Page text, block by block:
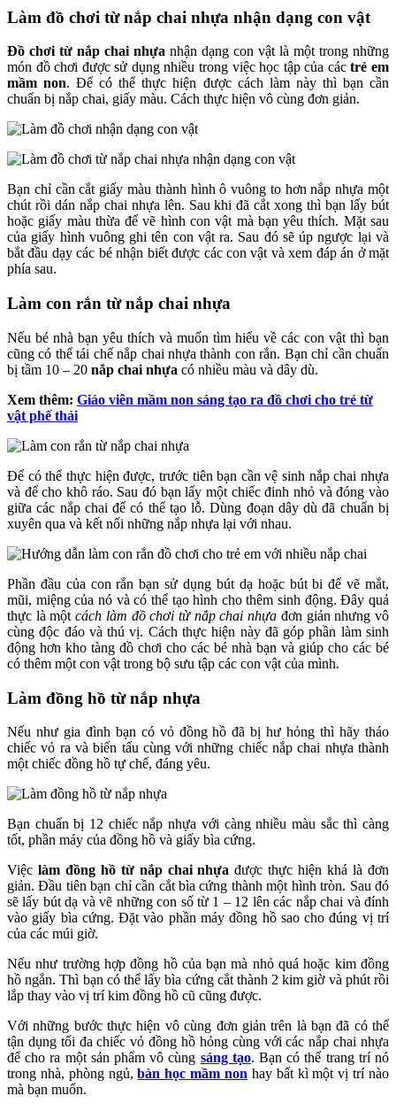
Làm đồ chơi từ nắp chai nhựa nhận dạng con vật
Đồ chơi từ nắp chai nhựa nhận dạng con vật là một trong những
món đồ chơi được sử dụng nhiều trong việc học tập của cáctrẻ em
mầm non. Để có thể thực hiện được cách làm này thì bạn cần
chuẩn bị nắp chai, giấy màu. Cách thực hiện vô cùng đơn giản.
Bạn chỉ cần cắt giấy màu thành hình ô vuông to hơn nắp nhựa một
chút rồi dán nắp chai nhựa lên. Sau khi đã cắt xong thì bạn lấy bút
hoặc giấy màu thừa để vẽ hình con vật mà bạn yêu thích. Mặt sau
của giấy hình vuông ghi tên con vật ra. Sau đó sẽ úp ngược lại và
bắt đầu dạy các bé nhận biết được các con vật và xem đáp án ở mặt
phía sau.
Làm con rắn từ nắp chai nhựa
Nếu bé nhà bạn yêu thích và muốn tìm hiểu về các con vật thì bạn
cũng có thể tái chế nắp chai nhựa thành con rắn. Bạn chỉ cần chuẩn
bị tầm 10 – 20 nắp chai nhựa có nhiều màu và dây dù.
Xem thêm: Giáo viên mầm non sáng tạo ra đồ chơi cho trẻ từ
vật phế thải
Để có thể thực hiện được, trước tiên bạn cần vệ sinh nắp chai nhựa
và để cho khô ráo. Sau đó bạn lấy một chiếc đinh nhỏ và đóng vào
giữa các nắp chai để có thể tạo lỗ. Dùng đoạn dây dù đã chuẩn bị
xuyên qua và kết nối những nắp nhựa lại với nhau.
Phần đầu của con rắn bạn sử dụng bút dạ hoặc bút bi để vẽ mắt,
mũi, miệng của nó và có thể tạo hình cho thêm sinh động. Đây quả
thực là mộtcách làm đồ chơi từ nắp chai nhựa đơn giản nhưng vô
cùng độc đáo và thú vị. Cách thực hiện này đã góp phần làm sinh
động hơn kho tàng đồ chơi cho các bé nhà bạn và giúp cho các bé
có thêm một con vật trong bộ sưu tập các con vật của mình.
Làm đồng hồ từ nắp nhựa
Nếu như gia đình bạn có vỏ đồng hồ đã bị hư hỏng thì hãy tháo
chiếc vỏ ra và biến tấu cùng với những chiếc nắp chai nhựa thành
một chiếc đồng hồ tự chế, đáng yêu.
Bạn chuẩn bị 12 chiếc nắp nhựa với càng nhiều màu sắc thì càng
tốt, phần máy của đồng hồ và giấy bìa cứng.
Việc làm đồng hồ từ nắp chai nhựa được thực hiện khá là đơn
giản. Đầu tiên bạn chỉ cần cắt bìa cứng thành một hình tròn. Sau đó
sẽ lấy bút dạ và vẽ những con số từ 1 – 12 lên các nắp chai và đính
vào giấy bìa cứng. Đặt vào phần máy đồng hồ sao cho đúng vị trí
của các múi giờ.
Nếu như trường hợp đồng hồ của bạn mà nhỏ quá hoặc kim đồng
hồ ngắn. Thì bạn có thể lấy bìa cứng cắt thành 2 kim giờ và phút rồi
lắp thay vào vị trí kim đồng hồ cũ cũng được.
Với những bước thực hiện vô cùng đơn giản trên là bạn đã có thể
tận dụng tối đa chiếc vỏ đồng hồ hỏng cùng với các nắp chai nhựa
để cho ra một sản phẩm vô cùng sáng tạo. Bạn có thể trang trí nó
trong nhà, phòng ngủ,bàn học mầm non hay bất kì một vị trí nào
mà bạn muốn.